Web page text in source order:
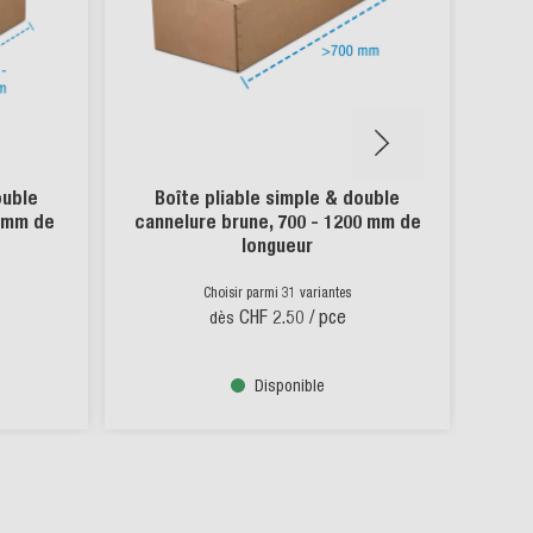
de
Boîte pliable simple & double
cannelure brune, 700 - 1200 mm de
longueur
Choisir parmi 31 variantes
dès CHF 2.50 / pce
Disponible